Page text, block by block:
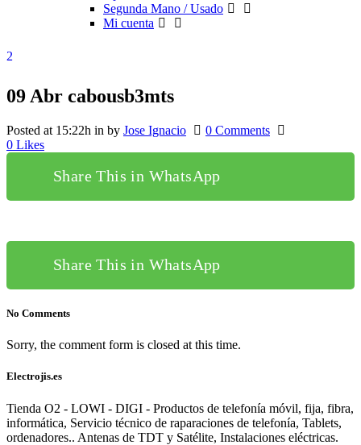
Segunda Mano / Usado
Mi cuenta
09 Abr cabousb3mts
Posted at 15:22h in by Jose Ignacio
0 Comments
0 Likes
Share This in WhatsApp
Share This in WhatsApp
No Comments
Sorry, the comment form is closed at this time.
Electrojis.es
Tienda O2 - LOWI - DIGI - Productos de telefonía móvil, fija, fibra,
informática, Servicio técnico de raparaciones de telefonía, Tablets,
ordenadores.. Antenas de TDT y Satélite, Instalaciones eléctricas.